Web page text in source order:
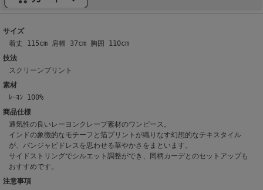
サイズ
着丈 115cm 肩幅 37cm 胸囲 110cm
技法
スクリーンプリント
素材
ﾚｰﾖﾝ 100%
商品仕様
通気性の良いレーヨンクレープ素材のワンピース。
インドの象徴的なモチーフと箔プリントが織りなす幻想的なテキスタイル
が、バンジャビドレスを思わせる華やかさをまといます。
サイドストリングでシルエット調整ができ、同柄カーデとのセットアップも
おすすめです。
注意事項